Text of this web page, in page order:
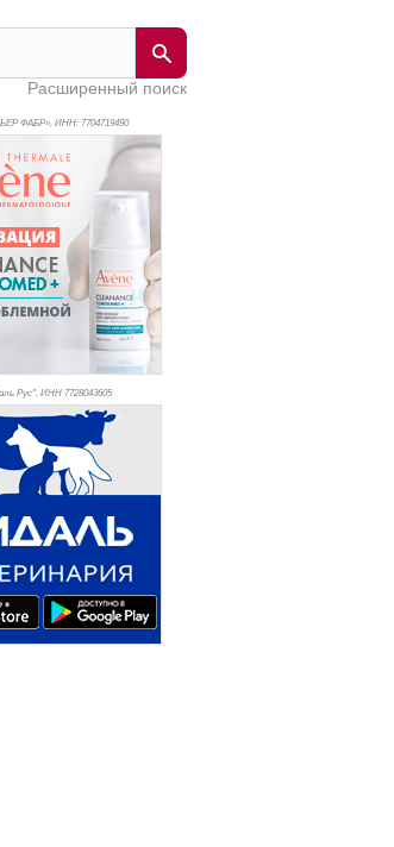
Расширенный поиск
ФАБР», ИНН: 7704719490
Рус", ИНН 7728043605